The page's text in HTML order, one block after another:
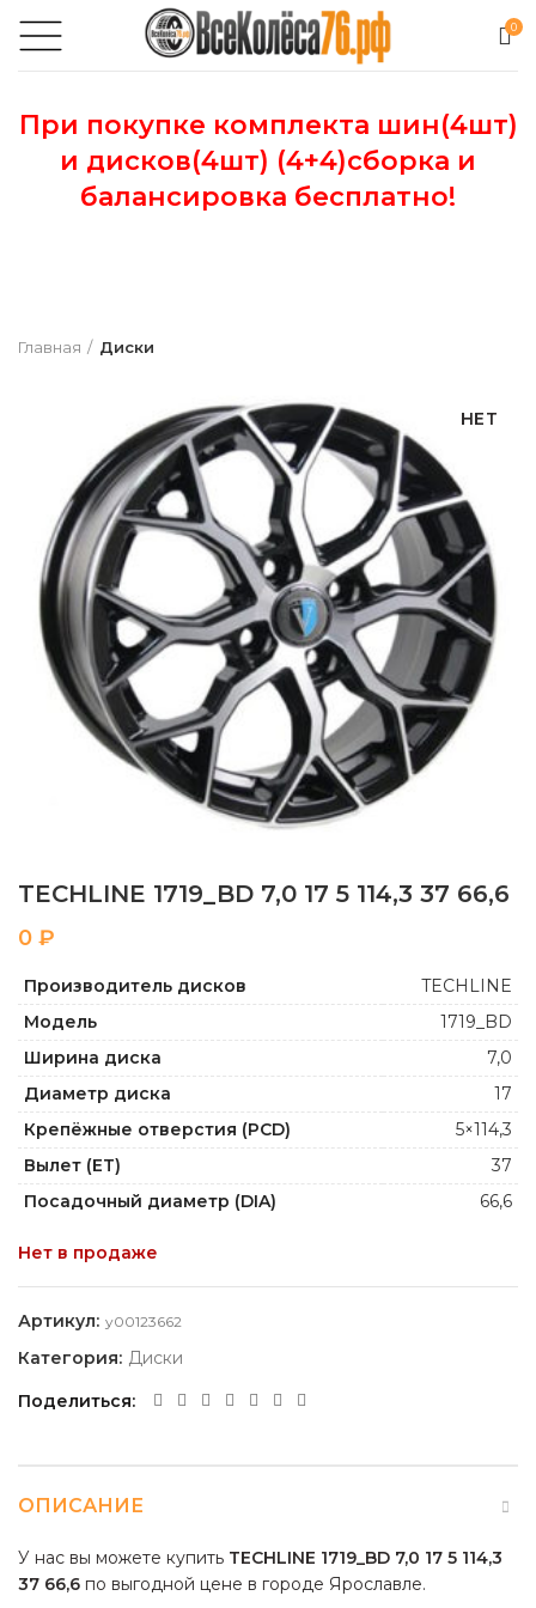
0
При покупке комплекта шин(4шт)
и дисков(4шт) (4+4)сборка и
балансировка бесплатно!
Главная Диски
НЕТ
TECHLINE 1719_BD 7,0 17 5 114,3 37 66,6
₽
Производитель дисков
TECHLINE
Модель
1719_BD
Ширина диска
7,0
Диаметр диска
17
Крепёжные отверстия (PCD)
5×114,3
Вылет (ET)
37
Посадочный диаметр (DIA)
66,6
Нет в продаже
Артикул: y00123662
Категория: Диски
Поделиться
ОПИСАНИЕ
У нас вы можете купить TECHLINE 1719_BD 7,0 17 5 114,3
37 66,6 по выгодной цене в городе Ярославле.